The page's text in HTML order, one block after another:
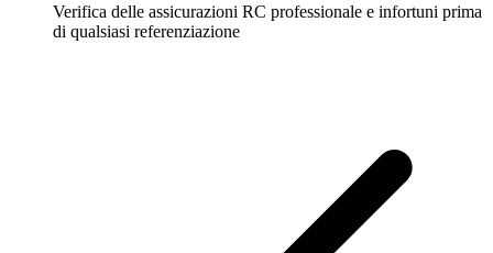
Verifica delle assicurazioni RC professionale e infortuni prima
di qualsiasi referenziazione